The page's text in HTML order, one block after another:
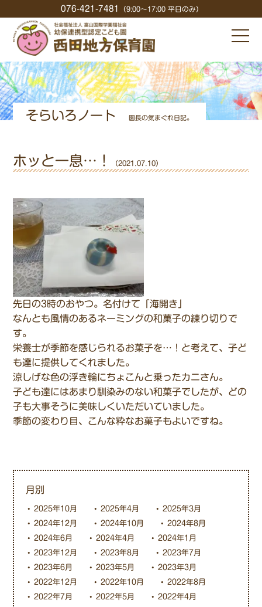
076-421-7481 （9:00〜17:00 平日のみ）
そらいろノート園長の気まぐれ日記。
ホッと一息…！ （2021.07.10）
先日の3時のおやつ。名付けて「海開き」
なんとも風情のあるネーミングの和菓子の練り切りで
す。
栄養士が季節を感じられるお菓子を…！と考えて、子ど
も達に提供してくれました。
涼しげな色の浮き輪にちょこんと乗ったカニさん。
子ども達にはあまり馴染みのない和菓子でしたが、どの
子も大事そうに美味しくいただいていました。
季節の変わり目、こんな粋なお菓子もよいですね。
月別
2025年10月 2025年4月
2025年3月
2024年12月
2024年10月
2024年8月
2024年6月
2024年4月
2024年1月
2023年12月
2023年8月
2023年7月
2023年6月
2023年5月
2023年3月
2022年12月
2022年10月
2022年8月
2022年7月
2022年5月
2022年4月